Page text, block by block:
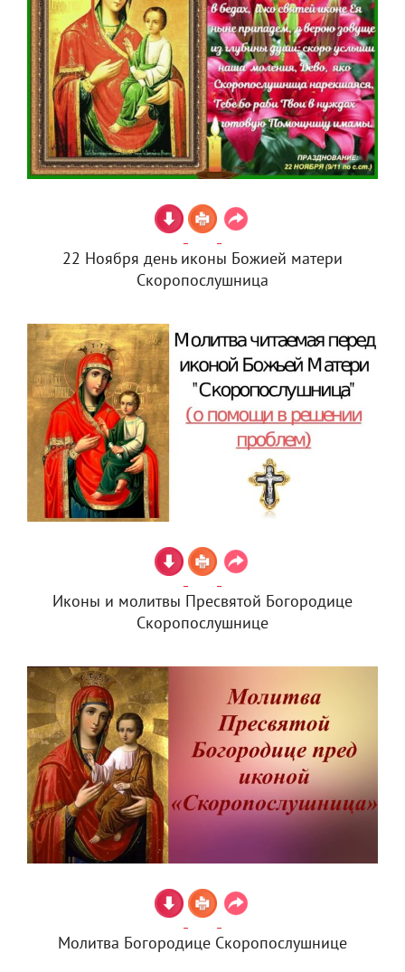
22 Ноября день иконы Божией матери
Скоропослушница
Иконы и молитвы Пресвятой Богородице
Скоропослушнице
Молитва Богородице Скоропослушнице